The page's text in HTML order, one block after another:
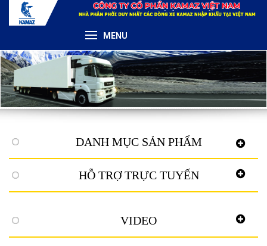
MENU
DANH MỤC SẢN PHẨM
HỖ TRỢ TRỰC TUYẾN
VIDEO